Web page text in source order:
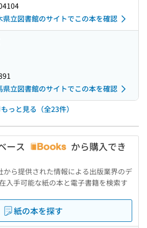
県立図書館のサイトでこの本を確認
県立図書館のサイトでこの本を確認
もっと見る（全23件）
ース
から購入でき
から提供された情報による出版業界のデ
入手可能な紙の本と電子書籍を検索す
紙の本を探す